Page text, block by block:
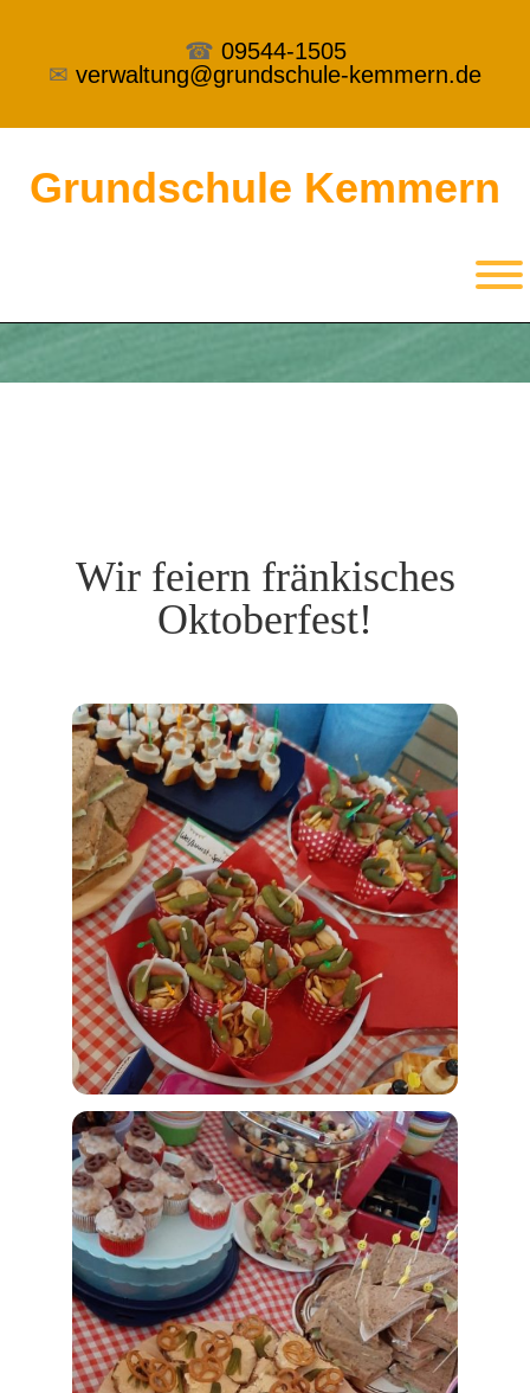
☎ 09544-1505
✉ verwaltung@grundschule-kemmern.de
Grundschule Kemmern
Wir feiern fränkisches
Oktoberfest!